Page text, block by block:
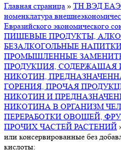
Главная страница » ТН ВЭД ЕАЭС
номенклатура
Евразийского экономического
ПИЩЕВЫЕ ПРОДУКТЫ,
БЕЗАЛКОГОЛЬНЫЕ
ПРОМЫШЛЕННЫЕ
ПРОДУКЦИЯ, СОДЕРЖАЩАЯ
НИКОТИН,
ГОРЕНИЯ, ПРОЧАЯ
НИКОТИН И
НИКОТИНА В ОРГАНИЗМ
ПЕРЕРАБОТКИ ОВОЩЕЙ,
ПРОЧИХ ЧАСТЕЙ РАСТЕНИЙ
или консервированные без
кислоты: